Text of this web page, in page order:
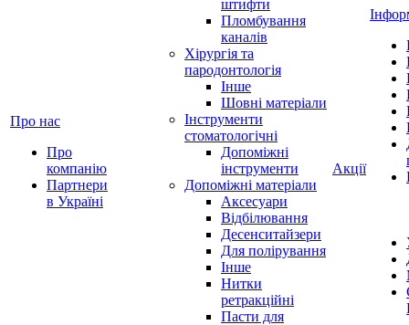
Про нас
Про
компанію
Партнери
в Україні
штифти
Пломбування
каналів
Хірургія та
пародонтологія
Інше
Шовні матеріали
Інструменти
стоматологічні
Допоміжні
інструменти
Допоміжні матеріали
Аксесуари
Відбілювання
Десенситайзери
Для полірування
Інше
Нитки
ретракційні
Пасти для
Акції